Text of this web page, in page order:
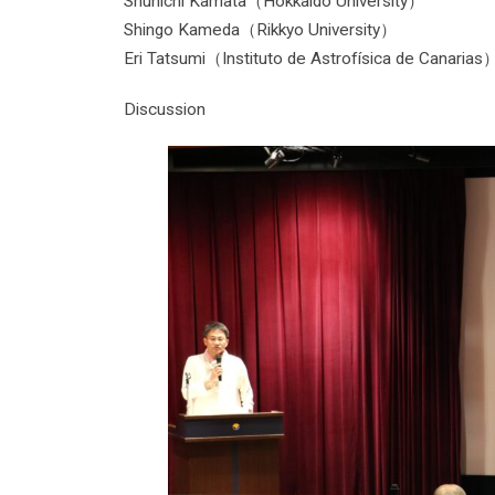
Shingo Kameda（Rikkyo University）
Eri Tatsumi（Instituto de Astrofísica de Canarias
Discussion